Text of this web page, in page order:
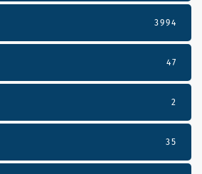
3994
47
2
35